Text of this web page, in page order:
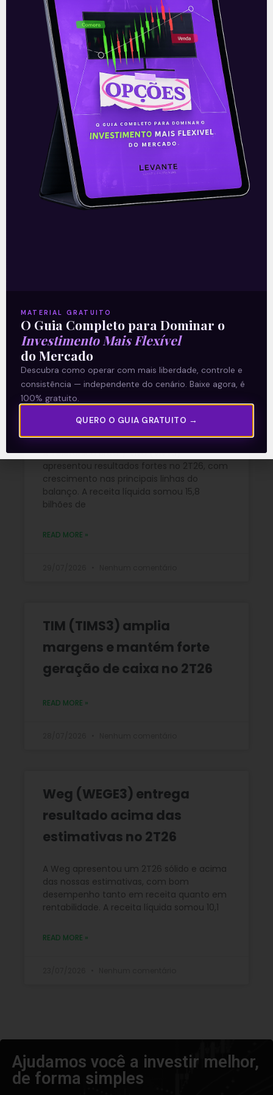
2T26
READ MORE »
03/08/2026 Nenhum comentário
Petrobras (PETR4) amplia
produção e bate recordes
operacionais no 2T26
A Petrobras (PETR4) apresentou uma
29/07/2026 Nenhum comentário
Vivo (VIVT3) acelera
resultados e amplia
rentabilidade no 2T26
A Telefônica Brasil / Vivo (VIVT3)
apresentou resultados fortes no 2T26, com
crescimento nas principais linhas do
balanço. A receita líquida somou 15,8
bilhões de
READ MORE »
TIM (TIMS3) amplia
margens e mantém forte
geração de caixa no 2T26
READ MORE »
Weg (WEGE3) entrega
resultado acima das
estimativas no 2T26
A Weg apresentou um 2T26 sólido e acima
das nossas estimativas, com bom
desempenho tanto em receita quanto em
rentabilidade. A receita líquida somou 10,1
READ MORE »
Ajudamos você a investir melhor,
de forma simples​
MATERIAL GRATUITO
O Guia Completo para Dominar o
Investimento Mais Flexível
do Mercado
Descubra como operar com mais liberdade, controle e
consistência — independente do cenário. Baixe agora, é
100% gratuito.
QUERO O GUIA GRATUITO →